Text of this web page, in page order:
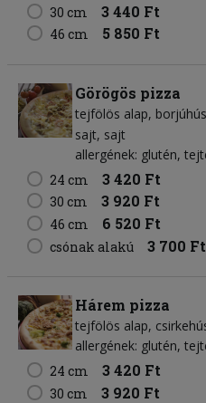
30 cm 3 440 Ft
46 cm 5 850 Ft
Görögös pizza
tejfölös alap borjúhús
sajt sajt
allergének: glutén,
24 cm
3 420 Ft
30 cm 3 920 Ft
46 cm 6 520 Ft
csónak alakú 3 700 Ft
Hárem pizza
tejfölös alap
allergének: glutén,
24 cm
3 420 Ft
30 cm 3 920 Ft